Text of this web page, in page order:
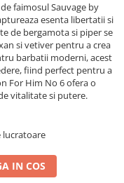
faimosul Sauvage by
esenta libertatii si
de bergamota si piper se
si vetiver pentru a crea
barbatii moderni, acest
fiind perfect pentru a
For Him No 6 ofera o
vitalitate si putere.
lucratoare
IN COS